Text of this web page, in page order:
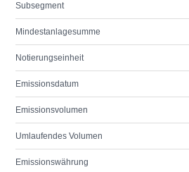
Subsegment
Mindestanlagesumme
Notierungseinheit
Emissionsdatum
Emissionsvolumen
Umlaufendes Volumen
Emissionswährung